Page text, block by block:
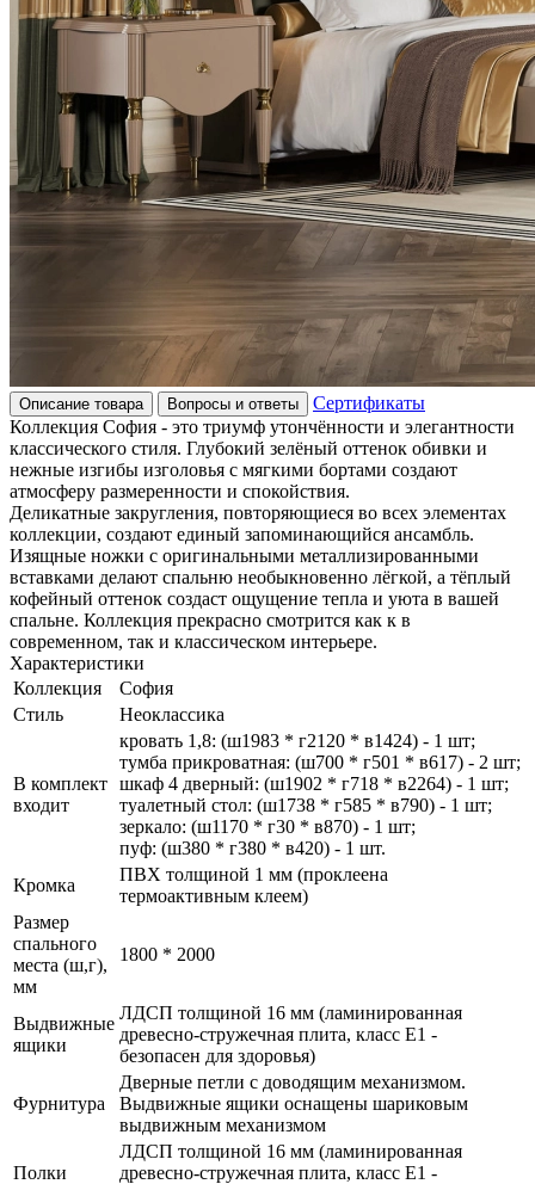
Описание товара Вопросы и ответы
Сертификаты
Коллекция София - это триумф утончённости и элегантности
классического стиля. Глубокий зелёный оттенок обивки и
нежные изгибы изголовья с мягкими бортами создают
атмосферу размеренности и спокойствия.
Деликатные закругления, повторяющиеся во всех элементах
коллекции, создают единый запоминающийся ансамбль.
Изящные ножки с оригинальными металлизированными
вставками делают спальню необыкновенно лёгкой, а тёплый
кофейный оттенок создаст ощущение тепла и уюта в вашей
спальне. Коллекция прекрасно смотрится как к в
современном, так и классическом интерьере.
Характеристики
Коллекция
София
Стиль
Неоклассика
В комплект
входит
кровать 1,8: (ш1983 * г2120 * в1424) - 1 шт;
тумба прикроватная: (ш700 * г501 * в617) - 2 шт;
шкаф 4 дверный: (ш1902 * г718 * в2264) - 1 шт;
туалетный стол: (ш1738 * г585 * в790) - 1 шт;
зеркало: (ш1170 * г30 * в870) - 1 шт;
пуф: (ш380 * г380 * в420) - 1 шт.
Кромка
ПВХ толщиной 1 мм (проклеена
термоактивным клеем)
Размер
спального
места (ш,г),
мм
1800 * 2000
Выдвижные
ящики
ЛДСП толщиной 16 мм (ламинированная
древесно-стружечная плита, класс E1 -
безопасен для здоровья)
Фурнитура
Дверные петли с доводящим механизмом.
Выдвижные ящики оснащены шариковым
выдвижным механизмом
Полки
ЛДСП толщиной 16 мм (ламинированная
древесно-стружечная плита, класс E1 -